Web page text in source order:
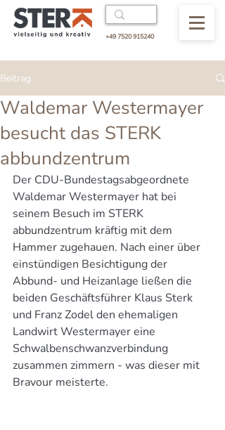
+49 7520 915240
Beitrag
Waldemar Westermayer
besucht das STERK
abbundzentrum
Der CDU-Bundestagsabgeordnete
Waldemar Westermayer hat bei
seinem Besuch im STERK
abbundzentrum kräftig mit dem
Hammer zugehauen. Nach einer über
einstündigen Besichtigung der
Abbund- und Heizanlage ließen die
beiden Geschäftsführer Klaus Sterk
und Franz Zodel den ehemaligen
Landwirt Westermayer eine
Schwalbenschwanzverbindung
zusammen zimmern - was dieser mit
Bravour meisterte.